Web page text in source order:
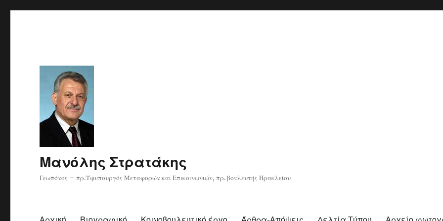
Μανόλης Στρατάκης
Γεωπόνος – πρ.Υφυπουργός Μεταφορών και Επικοινωνιών, πρ. βουλευτής Ηρακλείου